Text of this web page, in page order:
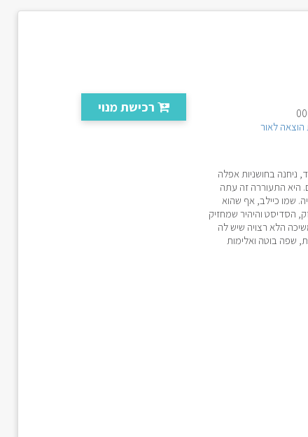
רכישת מנוי
לאור
ניחנה בחושניות אפלה
היא התעוררה זה עתה
שמו כיילב, אף שהוא
הסדיסט והיהיר שמחזיק
הלא רצויה שיש לה
שפה בוטה ואלימות